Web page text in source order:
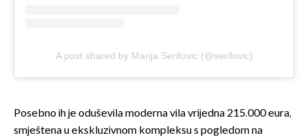
A post shared by Marija Serifovic (@serifovic)
Posebno ih je oduševila moderna vila vrijedna 215.000 eura,
smještena u ekskluzivnom kompleksu s pogledom na